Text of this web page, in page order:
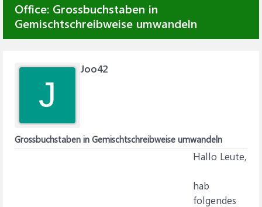
Office: Grossbuchstaben in
Gemischtschreibweise umwandeln
J
Joo42
Grossbuchstaben in Gemischtschreibweise umwandeln
Hallo Leute,
hab
folgendes